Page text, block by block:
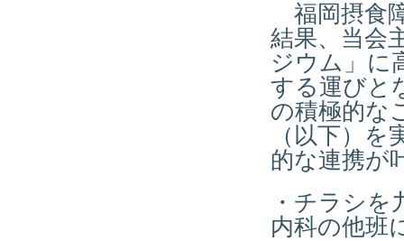
福岡摂食
結果、当会
ジウム」に
する運びと
の積極的な
（以下）
的な連携が
・チラシを
内科の他班